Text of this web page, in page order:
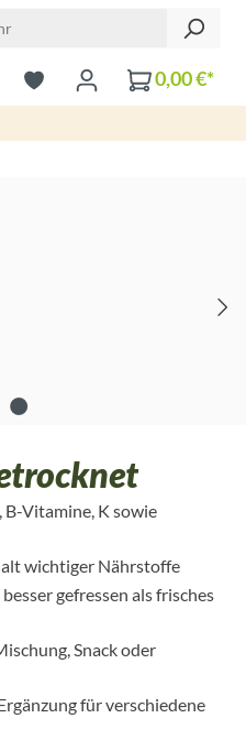
0,00 €*
B-Vitamine, K sowie
wichtiger Nährstoffe
gefressen als frisches
Snack oder
für verschiedene